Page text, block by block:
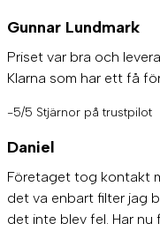
Gunnar Lundmark
Priset var bra och
Klarna som har ett få
-5/5 Stjärnor på trustpilot
Daniel
Företaget tog kontakt
det va enbart filter jag
det inte blev fel. Har